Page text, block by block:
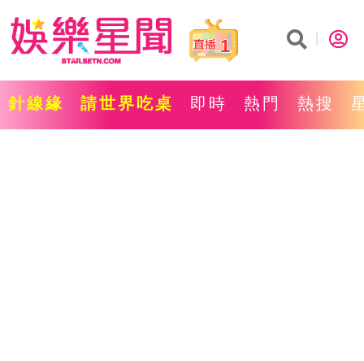
1
針線緣 請世界吃桌 即時 熱門 熱搜